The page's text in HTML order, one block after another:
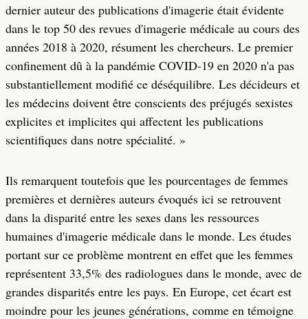
dernier auteur des publications d'imagerie était évidente
dans le top 50 des revues d'imagerie médicale au cours des
années 2018 à 2020, résument les chercheurs. Le premier
confinement dû à la pandémie COVID-19 en 2020 n'a pas
substantiellement modifié ce déséquilibre. Les décideurs et
les médecins doivent être conscients des préjugés sexistes
explicites et implicites qui affectent les publications
scientifiques dans notre spécialité. »
Ils remarquent toutefois que les pourcentages de femmes
premières et dernières auteurs évoqués ici se retrouvent
dans la disparité entre les sexes dans les ressources
humaines d'imagerie médicale dans le monde. Les études
portant sur ce problème montrent en effet que les femmes
représentent 33,5% des radiologues dans le monde, avec de
grandes disparités entre les pays. En Europe, cet écart est
moindre pour les jeunes générations, comme en témoigne